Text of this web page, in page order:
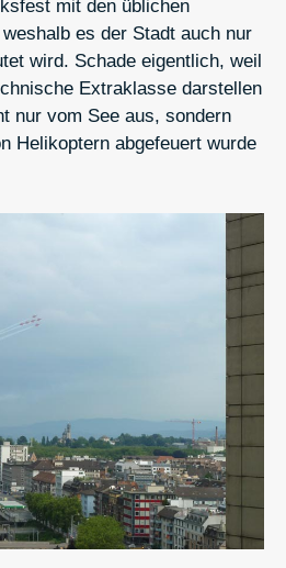
mit den üblichen
es der Stadt auch nur
wird. Schade eigentlich, weil
Extraklasse darstellen
nur vom See aus, sondern
Helikoptern abgefeuert wurde